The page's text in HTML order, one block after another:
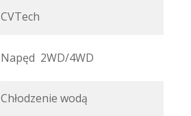
CVTech
Napęd 2WD/4WD
Chłodzenie wodą